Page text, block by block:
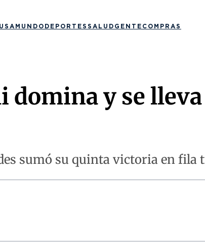
USA MUNDO DEPORTES SALUD GENTE COMPRAS
y se lleva
sumó su quinta victoria en fila